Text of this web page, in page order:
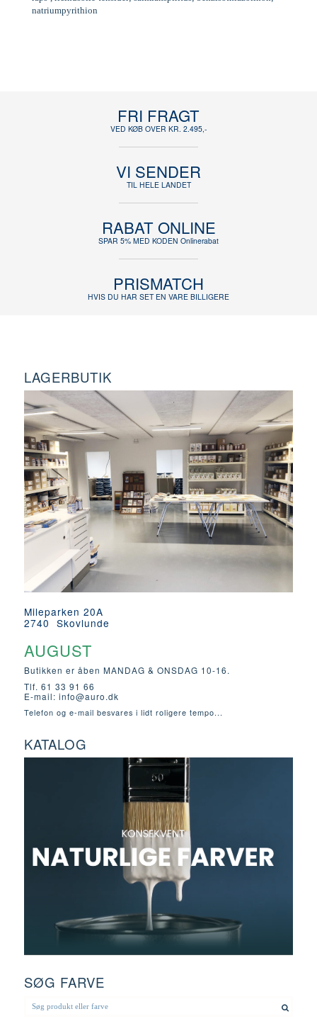
natriumpyrithion
FRI FRAGT
VED KØB OVER KR. 2.495,-
VI SENDER
TIL HELE LANDET
RABAT ONLINE
SPAR 5% MED KODEN Onlinerabat
PRISMATCH
HVIS DU HAR SET EN VARE BILLIGERE
LAGERBUTIK
Mileparken 20A
2740 Skovlunde
AUGUST
Butikken er åben MANDAG & ONSDAG 10-16.
Tlf. 61 33 91 66
E-mail: info@auro.dk
Telefon og e-mail besvares i lidt roligere tempo...
KATALOG
SØG FARVE